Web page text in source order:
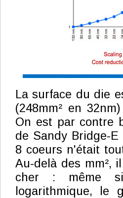
La surface du die
(248mm² en
On est par contre
de Sandy Bridge-
8 coeurs n'était
Au-delà des mm²,
cher : même
logarithmique, le